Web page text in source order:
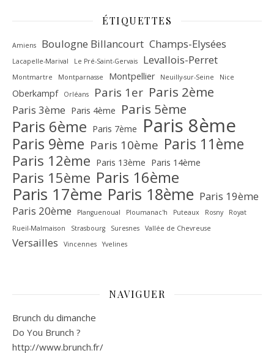
ÉTIQUETTES
Amiens Boulogne Billancourt Champs-Elysées
Lacapelle-Marival Le Pré-Saint-Gervais Levallois-Perret
Montmartre Montparnasse Montpellier Neuilly-sur-Seine Nice
Oberkampf Orléans Paris 1er Paris 2ème
Paris 3ème Paris 4ème Paris 5ème
Paris 6ème Paris 7ème Paris 8ème
Paris 9ème Paris 10ème Paris 11ème
Paris 12ème Paris 13ème Paris 14ème
Paris 15ème Paris 16ème
Paris 17ème Paris 18ème Paris 19ème
Paris 20ème
Planguenoual Ploumanac'h Puteaux Rosny
Royat
Rueil-Malmaison
Strasbourg Suresnes Vallée de Chevreuse‎
Versailles Vincennes Yvelines
NAVIGUER
Brunch du dimanche
Do You Brunch ?
http://www.brunch.fr/